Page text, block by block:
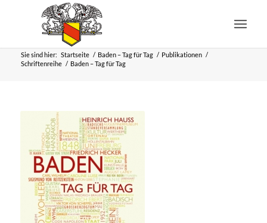
Sie sind hier: Startseite / Baden – Tag für Tag / Publikationen /
Schriftenreihe / Baden – Tag für Tag